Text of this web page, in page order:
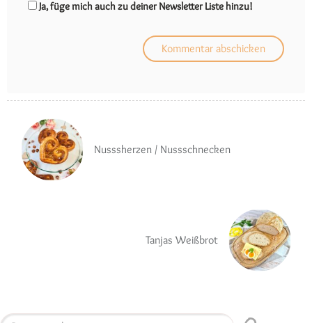
Ja, füge mich auch zu deiner Newsletter Liste hinzu!
Nusssherzen / Nussschnecken
Tanjas Weißbrot